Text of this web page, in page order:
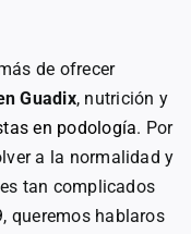
de ofrecer
Guadix, nutrición y
en podología. Por
a la normalidad y
tan complicados
queremos hablaros